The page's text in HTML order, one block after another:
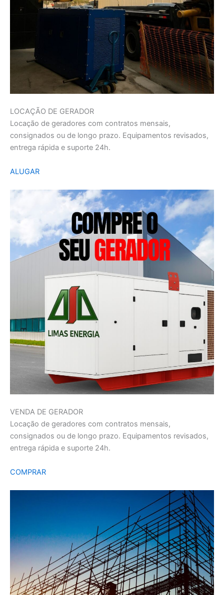
LOCAÇÃO DE GERADOR
Locação de geradores com contratos mensais,
consignados ou de longo prazo. Equipamentos revisados,
entrega rápida e suporte 24h.
ALUGAR
VENDA DE GERADOR
Locação de geradores com contratos mensais,
consignados ou de longo prazo. Equipamentos revisados,
entrega rápida e suporte 24h.
COMPRAR